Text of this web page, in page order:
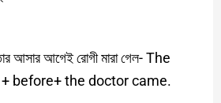
আসার আগেই রোগী মারা গেল- The
before+ the doctor came.